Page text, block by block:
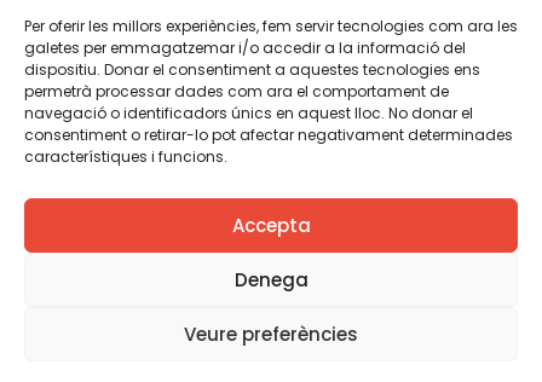
Per oferir les millors experiències, fem servir tecnologies com ara les
galetes per emmagatzemar i/o accedir a la informació del
dispositiu. Donar el consentiment a aquestes tecnologies ens
permetrà processar dades com ara el comportament de
navegació o identificadors únics en aquest lloc. No donar el
consentiment o retirar-lo pot afectar negativament determinades
característiques i funcions.
Accepta
Denega
Veure preferències
TWT YTB IG FB IN
Avís legalPolítica de cookies
Creiem que el coneixement s’ha de compartir. Per això
fem servir una llicència Creative Commons, llevat que en
algun material indiquem el contrari. Us animem a copiar,
redistribuir, remesclar o transformar i crear els continguts
comercial. Només us demanem que reconegueu